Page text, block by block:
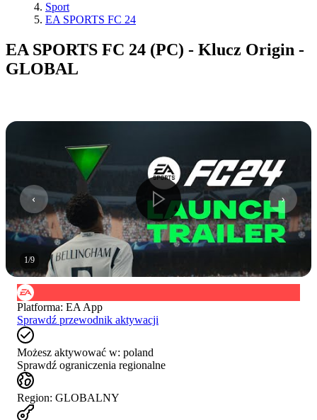
Sport
EA SPORTS FC 24
EA SPORTS FC 24 (PC) - Klucz Origin -
GLOBAL
1/9
Platforma: EA App
Sprawdź przewodnik aktywacji
Możesz aktywować w: poland
Sprawdź ograniczenia regionalne
Region: GLOBALNY